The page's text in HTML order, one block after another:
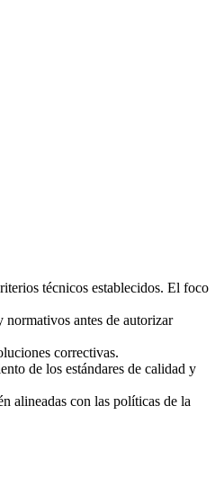
técnicos establecidos. El foco
antes de autorizar
correctivas.
de los estándares de calidad y
alineadas con las políticas de la